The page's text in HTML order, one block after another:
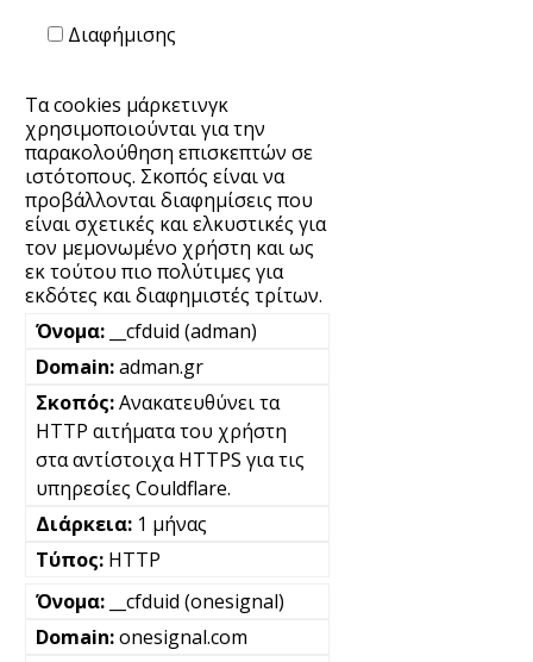
Διαφήμισης
Τα cookies μάρκετινγκ
χρησιμοποιούνται για την
παρακολούθηση επισκεπτών σε
ιστότοπους. Σκοπός είναι να
προβάλλονται διαφημίσεις που
είναι σχετικές και ελκυστικές για
τον μεμονωμένο χρήστη και ως
εκ τούτου πιο πολύτιμες για
εκδότες και διαφημιστές τρίτων.
__cfduid (adman)
adman.gr
Ανακατευθύνει τα
HTTP αιτήματα του χρήστη
στα αντίστοιχα HTTPS για τις
υπηρεσίες Couldflare.
1 μήνας
HTTP
__cfduid (onesignal)
onesignal.com